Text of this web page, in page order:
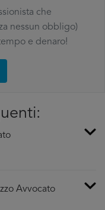
che
nessun obbligo)
e denaro!
Avvocato